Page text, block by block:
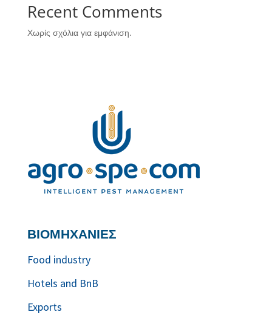
Recent Comments
Χωρίς σχόλια για εμφάνιση.
ΒΙΟΜΗΧΑΝΙΕΣ
Food industry
Hotels and BnB
Exports